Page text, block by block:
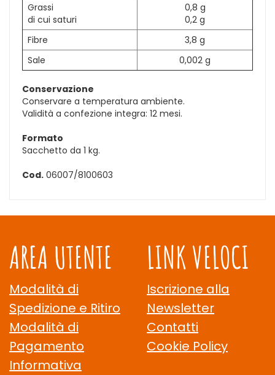
Grassi
di cui saturi
0,8 g
0,2 g
Fibre
3,8 g
Sale
0,002 g
Conservazione
Conservare a temperatura ambiente.
Validità a confezione integra: 12 mesi.
Formato
Sacchetto da 1 kg.
Cod. 06007/8100603
AREA UTENTE
Modalità di
Spedizione e Ritiro
Modalità di
Pagamento
Informativa
LINK VELOCI
Iscrizione alla
Newsletter
Contatti
Cookie Policy